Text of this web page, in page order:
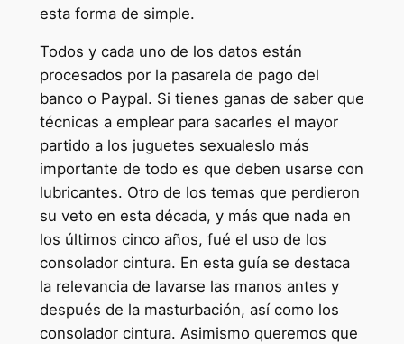
esta forma de simple.
Todos y cada uno de los datos están
procesados por la pasarela de pago del
banco o Paypal. Si tienes ganas de saber que
técnicas a emplear para sacarles el mayor
partido a los juguetes sexualeslo más
importante de todo es que deben usarse con
lubricantes. Otro de los temas que perdieron
su veto en esta década, y más que nada en
los últimos cinco años, fué el uso de los
consolador cintura. En esta guía se destaca
la relevancia de lavarse las manos antes y
después de la masturbación, así como los
consolador cintura. Asimismo queremos que